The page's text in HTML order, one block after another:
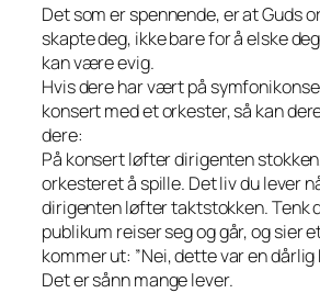
Det som er spennende, er at Guds
skapte deg, ikke bare for å elske
kan være evig.
Hvis dere har vært på
konsert med et orkester, så kan
dere:
På konsert løfter dirigenten
orkesteret å spille. Det liv du lever
dirigenten løfter taktstokken. Tenk
publikum reiser seg og går, og sier
kommer ut: ”Nei, dette var en dårlig
Det er sånn mange lever.